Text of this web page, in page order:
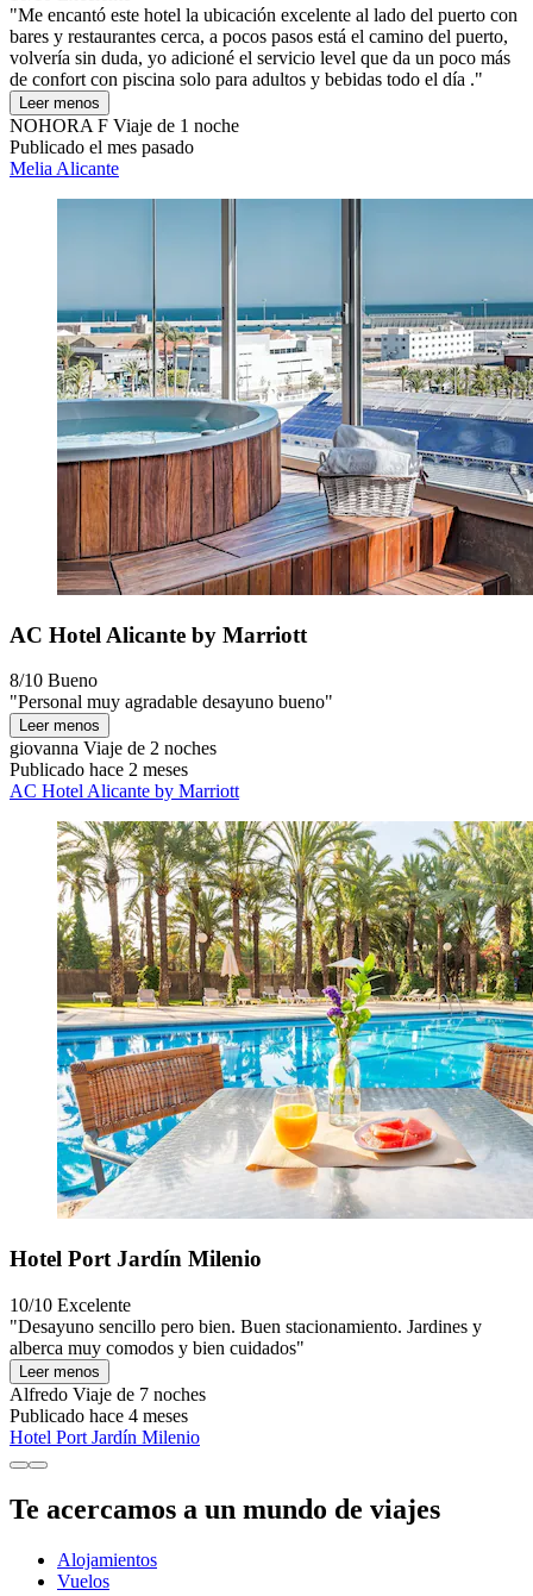
"Me encantó este hotel la ubicación excelente al lado del puerto con
bares y restaurantes cerca, a pocos pasos está el camino del puerto,
volvería sin duda, yo adicioné el servicio level que da un poco más
de confort con piscina solo para adultos y bebidas todo el día ."
Leer menos
NOHORA F Viaje de 1 noche
Publicado el mes pasado
Melia Alicante
AC Hotel Alicante by Marriott
8/10 Bueno
"Personal muy agradable desayuno bueno"
Leer menos
giovanna Viaje de 2 noches
Publicado hace 2 meses
AC Hotel Alicante by Marriott
Hotel Port Jardín Milenio
10/10 Excelente
"Desayuno sencillo pero bien. Buen stacionamiento. Jardines y
alberca muy comodos y bien cuidados"
Leer menos
Alfredo Viaje de 7 noches
Publicado hace 4 meses
Hotel Port Jardín Milenio
Te acercamos a un mundo de viajes
Alojamientos
Vuelos